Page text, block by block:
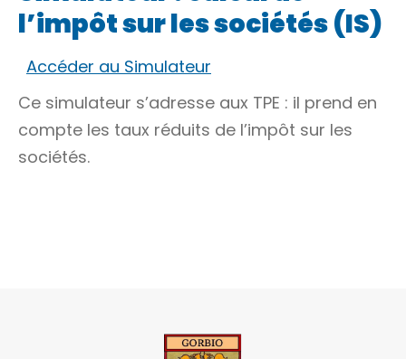
l’impôt sur les sociétés (IS)
Accéder au Simulateur
Ce simulateur s’adresse aux TPE : il prend en
compte les taux réduits de l’impôt sur les
sociétés.